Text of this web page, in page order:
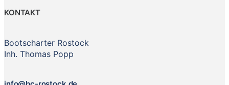
KONTAKT
Bootscharter Rostock
Inh. Thomas Popp